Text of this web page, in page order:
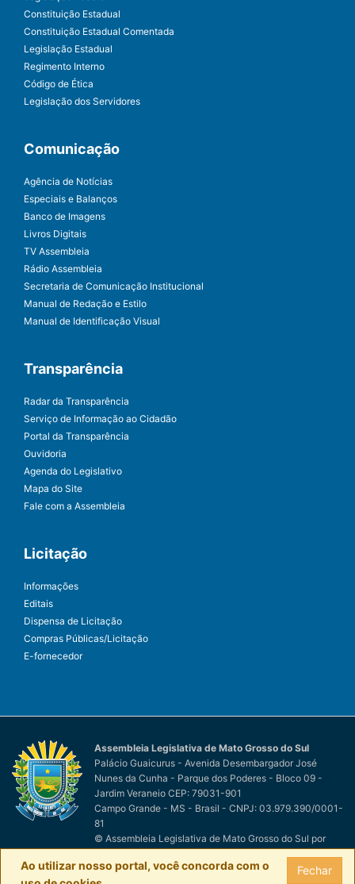
Constituição Estadual
Constituição Estadual Comentada
Legislação Estadual
Regimento Interno
Código de Ética
Legislação dos Servidores
Comunicação
Agência de Notícias
Especiais e Balanços
Banco de Imagens
Livros Digitais
TV Assembleia
Rádio Assembleia
Secretaria de Comunicação Institucional
Manual de Redação e Estilo
Manual de Identificação Visual
Transparência
Radar da Transparência
Serviço de Informação ao Cidadão
Portal da Transparência
Ouvidoria
Agenda do Legislativo
Mapa do Site
Fale com a Assembleia
Licitação
Informações
Editais
Dispensa de Licitação
Compras Públicas/Licitação
E-fornecedor
Assembleia Legislativa de Mato Grosso do Sul
Palácio Guaicurus - Avenida Desembargador José
Nunes da Cunha - Parque dos Poderes - Bloco 09 -
Jardim Veraneio CEP: 79031-901
Campo Grande - MS - Brasil - CNPJ: 03.979.390/0001-
81
© Assembleia Legislativa de Mato Grosso do Sul por
Fechar
Ao utilizar nosso portal, você concorda com o